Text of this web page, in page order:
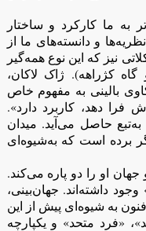
به ما کارکرد و ساختار
و دانسته‌های ما از
نیز که این نوع همه‌گیر
کژراهه). ژاک لاکان،
بالینی به مفهوم خاص
دهد، کاربرد دارد».
حاصل می‌آید. میدان
برده است که به‌شیوه‌ای
او را دو پاره می‌کند.
داشته‌اند. جهان‌بینی،
به شیوه‌ای پیش از این
«فرد متحد» و یکپارچه